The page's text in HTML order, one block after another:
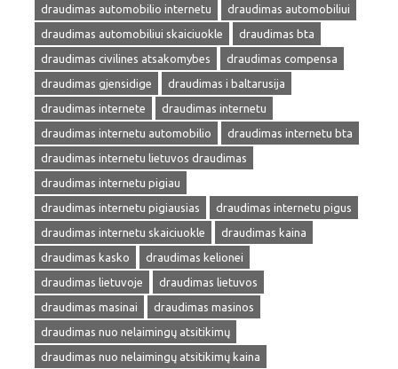
draudimas automobilio internetu
draudimas automobiliui
draudimas automobiliui skaiciuokle
draudimas bta
draudimas civilines atsakomybes
draudimas compensa
draudimas gjensidige
draudimas i baltarusija
draudimas internete
draudimas internetu
draudimas internetu automobilio
draudimas internetu bta
draudimas internetu lietuvos draudimas
draudimas internetu pigiau
draudimas internetu pigiausias
draudimas internetu pigus
draudimas internetu skaiciuokle
draudimas kaina
draudimas kasko
draudimas kelionei
draudimas lietuvoje
draudimas lietuvos
draudimas masinai
draudimas masinos
draudimas nuo nelaimingų atsitikimų
draudimas nuo nelaimingų atsitikimų kaina